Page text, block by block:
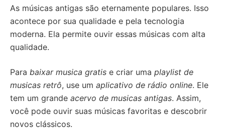
As músicas antigas são eternamente populares. Isso
acontece por sua qualidade e pela tecnologia
moderna. Ela permite ouvir essas músicas com alta
qualidade.
Para baixar musica gratis e criar uma playlist de
musicas retrô, use um aplicativo de rádio online. Ele
tem um grande acervo de musicas antigas. Assim,
você pode ouvir suas músicas favoritas e descobrir
novos clássicos.